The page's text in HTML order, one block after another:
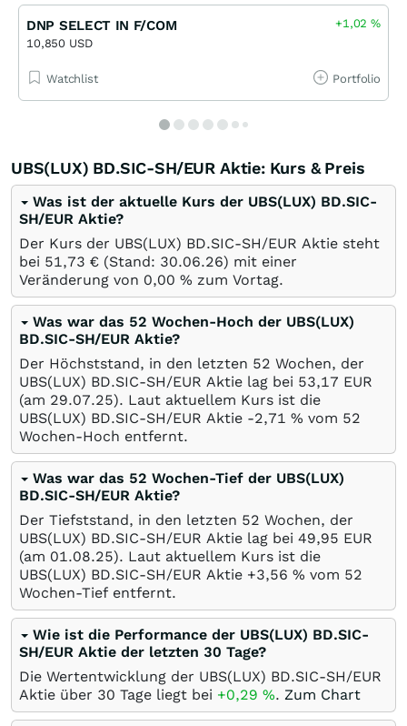
DNP SELECT IN F/COM
10,850 USD
+1,02%
Watchlist Portfolio
UBS(LUX) BD.SIC-SH/EUR Aktie: Kurs & Preis
Was ist der aktuelle Kurs der UBS(LUX) BD.SIC-
SH/EUR Aktie?
Der Kurs der UBS(LUX) BD.SIC-SH/EUR Aktie steht
bei 51,73 € (Stand: 30.06.26) mit einer
Veränderung von 0,00 % zum Vortag.
Was war das 52 Wochen-Hoch der UBS(LUX)
BD.SIC-SH/EUR Aktie?
Der Höchststand, in den letzten 52 Wochen, der
UBS(LUX) BD.SIC-SH/EUR Aktie lag bei 53,17 EUR
(am 29.07.25). Laut aktuellem Kurs ist die
UBS(LUX) BD.SIC-SH/EUR Aktie -2,71 % vom 52
Wochen-Hoch entfernt.
Was war das 52 Wochen-Tief der UBS(LUX)
BD.SIC-SH/EUR Aktie?
Der Tiefststand, in den letzten 52 Wochen, der
UBS(LUX) BD.SIC-SH/EUR Aktie lag bei 49,95 EUR
(am 01.08.25). Laut aktuellem Kurs ist die
UBS(LUX) BD.SIC-SH/EUR Aktie +3,56 % vom 52
Wochen-Tief entfernt.
Wie ist die Performance der UBS(LUX) BD.SIC-
SH/EUR Aktie der letzten 30 Tage?
Die Wertentwicklung der UBS(LUX) BD.SIC-SH/EUR
Aktie über 30 Tage liegt bei +0,29 %. Zum Chart